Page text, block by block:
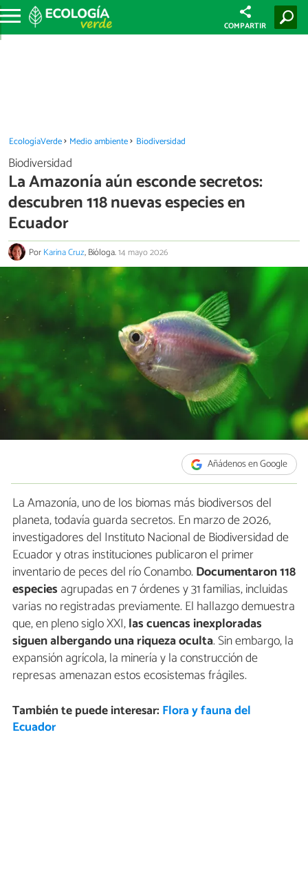
COMPARTIR
EcologíaVerde Medio ambiente Biodiversidad
Biodiversidad
La Amazonía aún esconde secretos:
descubren 118 nuevas especies en
Ecuador
PorKarina Cruz, Bióloga.14 mayo 2026
Añádenos en Google
La Amazonía, uno de los biomas más biodiversos del
planeta, todavía guarda secretos. En marzo de 2026,
investigadores del Instituto Nacional de Biodiversidad de
Ecuador y otras instituciones publicaron el primer
inventario de peces del río Conambo. Documentaron 118
especies agrupadas en 7 órdenes y 31 familias, incluidas
varias no registradas previamente. El hallazgo demuestra
que, en pleno siglo XXI,las cuencas inexploradas
siguen albergando una riqueza oculta. Sin embargo, la
expansión agrícola, la minería y la construcción de
represas amenazan estos ecosistemas frágiles.
También te puede interesar: Flora y fauna del
Ecuador